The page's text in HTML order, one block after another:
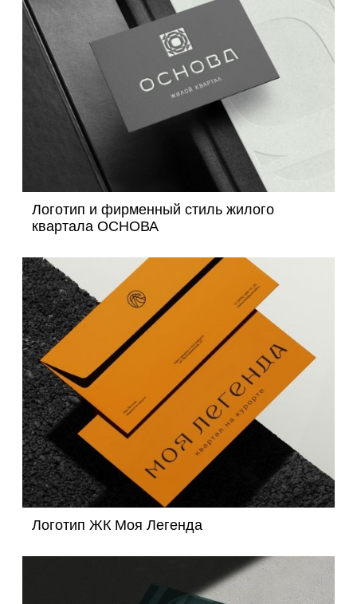
Логотип и фирменный стиль жилого
квартала ОСНОВА
Логотип ЖК Моя Легенда